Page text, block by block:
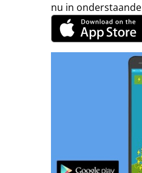
nu in